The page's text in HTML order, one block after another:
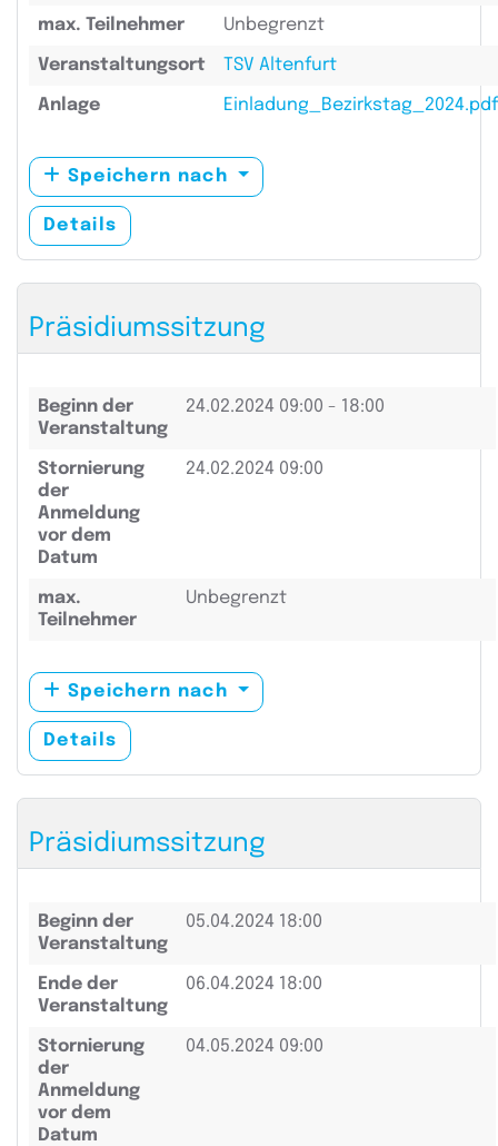
max. Teilnehmer Unbegrenzt
Veranstaltungsort TSV Altenfurt
Anlage Einladung_Bezirkstag_2024.pdf
Speichern nach
Details
Präsidiumssitzung
Beginn der
Veranstaltung
24.02.2024 09:00 - 18:00
Stornierung
der
Anmeldung
vor dem
Datum
24.02.2024 09:00
max.
Teilnehmer
Unbegrenzt
Speichern nach
Details
Präsidiumssitzung
Beginn der
Veranstaltung
05.04.2024 18:00
Ende der
Veranstaltung
06.04.2024 18:00
Stornierung
der
Anmeldung
vor dem
Datum
04.05.2024 09:00